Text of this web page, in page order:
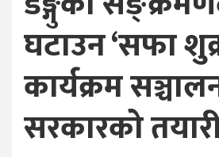
घटाउन ‘सफा
कार्यक्रम
सरकारको